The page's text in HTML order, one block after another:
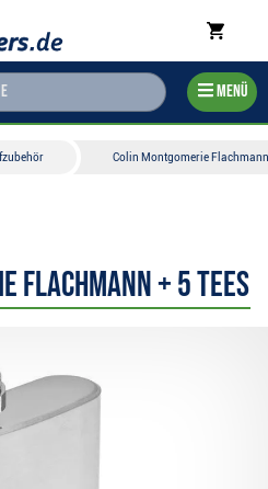
Menü
Colin Montgomerie Flachmann
Flachmann + 5 Tees